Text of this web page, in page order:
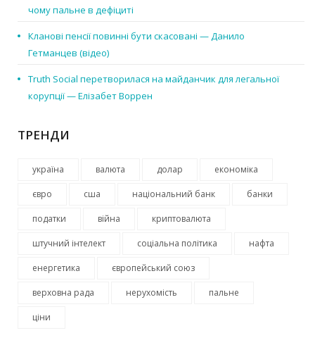
чому пальне в дефіциті
Кланові пенсії повинні бути скасовані — Данило
Гетманцев (відео)
Truth Social перетворилася на майданчик для легальної
корупції — Елізабет Воррен
ТРЕНДИ
україна валюта долар економіка
євро сша національний банк банки
податки війна криптовалюта
штучний інтелект соціальна політика нафта
енергетика європейський союз
верховна рада нерухомість пальне
ціни